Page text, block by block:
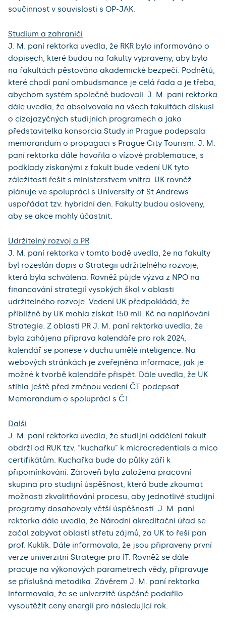
součinnost v souvislosti s OP-JAK.
Studium a zahraničí
J. M. paní rektorka uvedla, že RKR bylo informováno o
dopisech, které budou na fakulty vypraveny, aby bylo
na fakultách pěstováno akademické bezpečí. Podnětů,
které chodí paní ombudsmance je celá řada a je třeba,
abychom systém společně budovali. J. M. paní rektorka
dále uvedla, že absolvovala na všech fakultách diskusi
o cizojazyčných studijních programech a jako
představitelka konsorcia Study in Prague podepsala
memorandum o propagaci s Prague City Tourism. J. M.
paní rektorka dále hovořila o vízové problematice, s
podklady získanými z fakult bude vedení UK tyto
záležitosti řešit s ministerstvem vnitra. UK rovněž
plánuje ve spolupráci s University of St Andrews
uspořádat tzv. hybridní den. Fakulty budou osloveny,
aby se akce mohly účastnit.
Udržitelný rozvoj a PR
J. M. paní rektorka v tomto bodě uvedla, že na fakulty
byl rozeslán dopis o Strategii udržitelného rozvoje,
která byla schválena. Rovněž půjde výzva z NPO na
financování strategií vysokých škol v oblasti
udržitelného rozvoje. Vedení UK předpokládá, že
přibližně by UK mohla získat 150 mil. Kč na naplňování
Strategie. Z oblasti PR J. M. paní rektorka uvedla, že
byla zahájena příprava kalendáře pro rok 2024,
kalendář se ponese v duchu umělé inteligence. Na
webových stránkách je zveřejněna informace, jak je
možné k tvorbě kalendáře přispět. Dále uvedla, že UK
stihla ještě před změnou vedení ČT podepsat
Memorandum o spolupráci s ČT.
Další
J. M. paní rektorka uvedla, že studijní oddělení fakult
obdrží od RUK tzv. “kuchařku” k microcredentials a mico
certifikátům. Kuchařka bude do půlky září k
připomínkování. Zároveň byla založena pracovní
skupina pro studijní úspěšnost, která bude zkoumat
možnosti zkvalitňování procesu, aby jednotlivé studijní
programy dosahovaly větší úspěšnosti. J. M. paní
rektorka dále uvedla, že Národní akreditační úřad se
začal zabývat oblastí střetu zájmů, za UK to řeší pan
prof. Kuklík. Dále informovala, že jsou připraveny první
verze univerzitní Strategie pro IT. Rovněž se dále
pracuje na výkonových parametrech vědy, připravuje
se příslušná metodika. Závěrem J. M. paní rektorka
informovala, že se univerzitě úspěšně podařilo
vysoutěžit ceny energií pro následující rok.